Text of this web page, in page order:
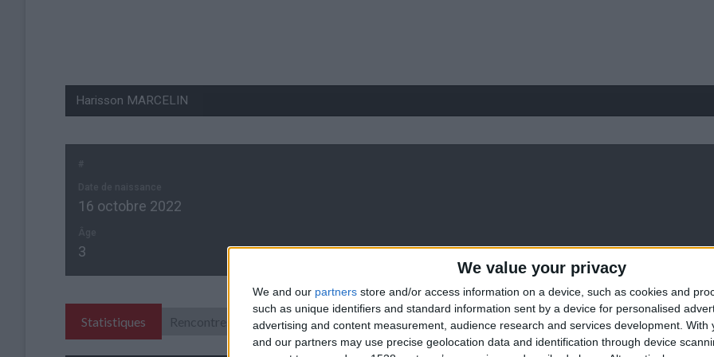
We value your privacy
We and our partners store and/or access information on a device, such as cookies and
such as unique identifiers and standard information sent by a device for personalised
advertising and content measurement, audience research and services development. With
and our partners may use precise geolocation data and identification through device
16 octobre 2022
3
Statistiques Rencontres